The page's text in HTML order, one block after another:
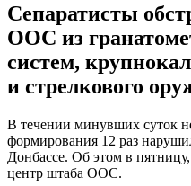
Сепаратисты
ООС из
систем,
и стрелкового
В течении минувших суток
формирования 12 раз
Донбассе. Об этом в
центр штаба ООС.